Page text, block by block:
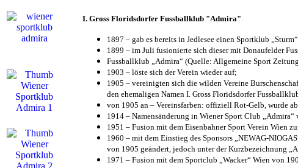
I. Gross Floridsdorfer Fussballklub "Admira"
1897 – gab es bereits in Jedlesee einen Sportklub
1899 – im Juli fusionierte sich dieser mit Donaufelder
Fussballklub „Admira“ (Quelle: Allgemeine Sport
1903 – löste sich der Verein wieder auf;
1905 – vereinigten sich die wilden Vereine
den ehemaligen Namen I. Gross Floridsdorfer
von 1905 an – Vereinsfarben: offiziell Rot-Gelb, wurde
1914 – Namensänderung in Wiener Sport Club
1951 – Fusion mit dem Eisenbahner Sport Verein Wien
1960 – mit dem Einstieg des Sponsors „NEWAG-
von 1905 geändert, jedoch unter der Kurzbezeichnung
1971 – Fusion mit dem Sportclub „Wacker“ Wien von